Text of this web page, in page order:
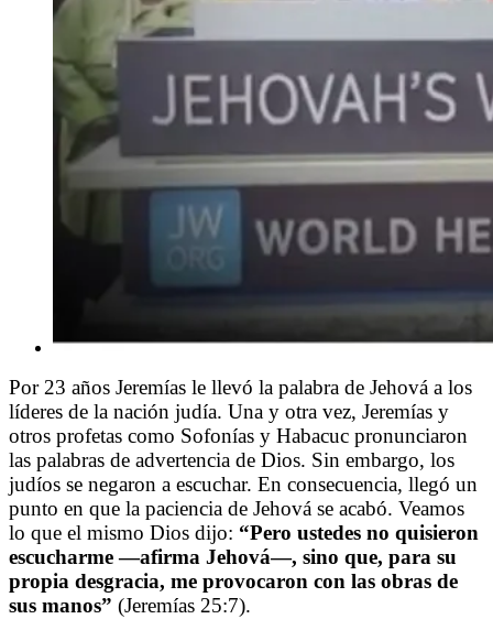
Por 23 años Jeremías le llevó la palabra de Jehová a los
líderes de la nación judía. Una y otra vez, Jeremías y
otros profetas como Sofonías y Habacuc pronunciaron
las palabras de advertencia de Dios. Sin embargo, los
judíos se negaron a escuchar. En consecuencia, llegó un
punto en que la paciencia de Jehová se acabó. Veamos
lo que el mismo Dios dijo: “Pero ustedes no quisieron
escucharme —afirma Jehová—, sino que, para su
propia desgracia, me provocaron con las obras de
sus manos” (Jeremías 25:7).